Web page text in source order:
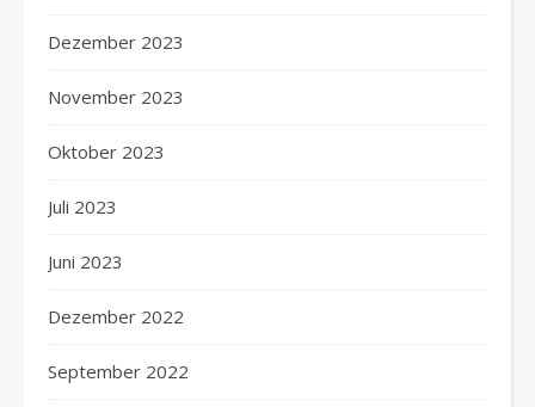
Dezember 2023
November 2023
Oktober 2023
Juli 2023
Juni 2023
Dezember 2022
September 2022